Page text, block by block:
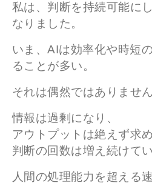
私は、判断を持続可能に
なりました。
いま、AIは効率化や時短
ることが多い。
それは偶然ではありません
情報は過剰になり、
アウトプットは絶えず求め
判断の回数は増え続けてい
人間の処理能力を超える速